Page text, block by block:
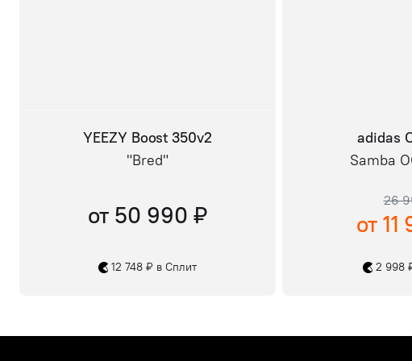
YEEZY Boost 350v2
"Bred"
от 50 990 ₽
12 748 ₽ в Сплит
adidas
Samba
26
от
2 998